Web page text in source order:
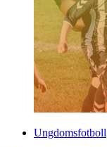
Ungdomsfotboll